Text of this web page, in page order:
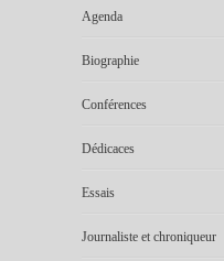
Agenda
Biographie
Conférences
Dédicaces
Essais
Journaliste et chroniqueur